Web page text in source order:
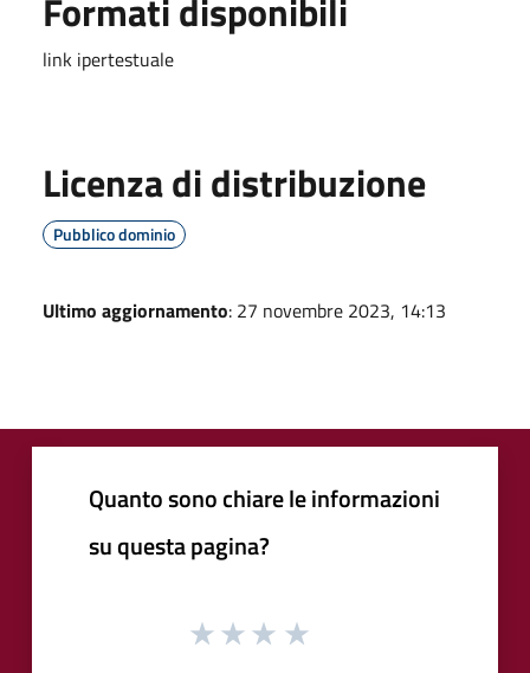
Formati disponibili
link ipertestuale
Licenza di distribuzione
Pubblico dominio
Ultimo aggiornamento: 27 novembre 2023, 14:13
Quanto sono chiare le informazioni
su questa pagina?